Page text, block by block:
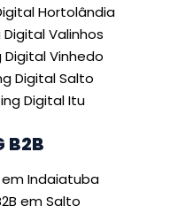
Hortolândia
Valinhos
Vinhedo
Digital Salto
Digital Itu
B2B
em Indaiatuba
em Salto